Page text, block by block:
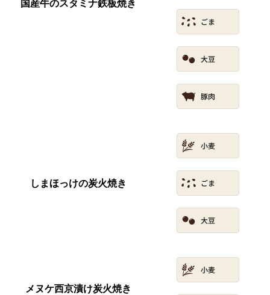
国産牛のスタミナ鉄板焼き
しまほっけの炭火焼き
メヌケ西京漬け炭火焼き